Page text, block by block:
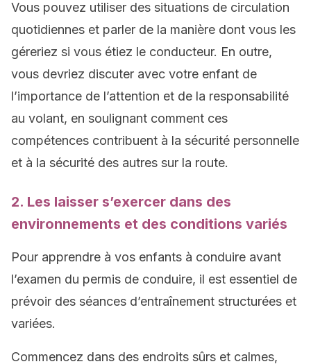
Vous pouvez utiliser des situations de circulation
quotidiennes et parler de la manière dont vous les
géreriez si vous étiez le conducteur. En outre,
vous devriez discuter avec votre enfant de
l’importance de l’attention et de la responsabilité
au volant, en soulignant comment ces
compétences contribuent à la sécurité personnelle
et à la sécurité des autres sur la route.
2. Les laisser s’exercer dans des
environnements et des conditions variés
Pour apprendre à vos enfants à conduire avant
l’examen du permis de conduire, il est essentiel de
prévoir des séances d’entraînement structurées et
variées.
Commencez dans des endroits sûrs et calmes,